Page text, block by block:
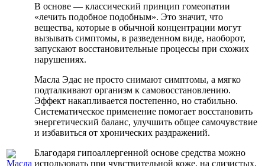
В основе — классический принцип гомеопатии
«лечить подобное подобным». Это значит, что
вещества, которые в обычной концентрации могут
вызывать симптомы, в разведенном виде, наоборот,
запускают восстановительные процессы при схожих
нарушениях.
Масла Эдас не просто снимают симптомы, а мягко
подталкивают организм к самовосстановлению.
Эффект накапливается постепенно, но стабильно.
Систематическое применение помогает восстановить
энергетический баланс, улучшить общее самочувствие
и избавиться от хронических раздражений.
Благодаря гипоаллергенной основе средства можно
использовать при чувствительной коже, на слизистых,